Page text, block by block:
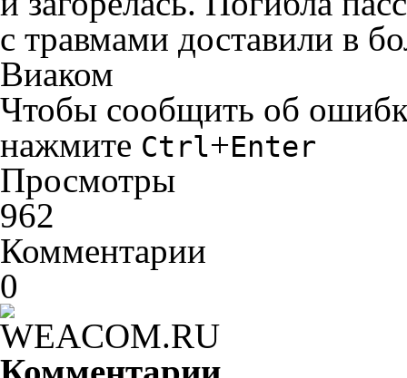
с травмами доставили в
Виаком
Чтобы сообщить об
нажмите Ctrl+Enter
Просмотры
962
Комментарии
0